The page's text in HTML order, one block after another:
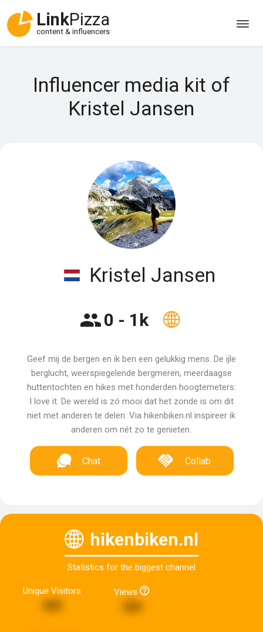
LinkPizza
content & influencers
Influencer media kit of
Kristel Jansen
Kristel Jansen
0 - 1k
Geef mij de bergen en ik ben een gelukkig mens. De ijle
berglucht, weerspiegelende bergmeren, meerdaagse
huttentochten en hikes met honderden hoogtemeters:
I love it. De wereld is zó mooi dat het zonde is om dit
niet met anderen te delen. Via hikenbiken.nl inspireer ik
anderen om nét zo te genieten.
Chat Collab
hikenbiken.nl
Statistics for the biggest channel
Unique Visitors Views
326